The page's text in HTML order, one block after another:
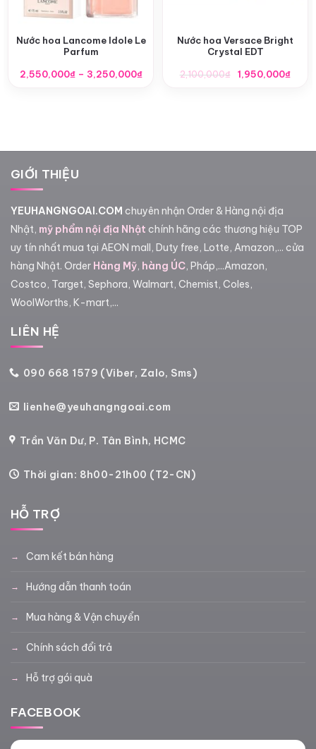
Nước hoa Lancome Idole Le
Parfum
2,550,000₫ – 3,250,000₫Khoảng
Nước hoa Versace Bright
Crystal EDT
2,100,000₫
Giá
1,950,000₫Giá
GIỚI THIỆU
YEUHANGNGOAI.COM chuyên nhận Order & Hàng nội địa
Nhật, mỹ phẩm nội địa Nhật chính hãng các thương hiệu TOP
uy tín nhất mua tại AEON mall, Duty free, Lotte, Amazon,... cửa
hàng Nhật. Order Hàng Mỹ, hàng ÚC, Pháp,...Amazon,
Costco, Target, Sephora, Walmart, Chemist, Coles,
WoolWorths, K-mart,...
LIÊN HỆ
090 668 1579 (Viber, Zalo, Sms)
lienhe@yeuhangngoai.com
Trần Văn Dư, P. Tân Bình, HCMC
Thời gian: 8h00-21h00 (T2-CN)
HỖ TRỢ
Cam kết bán hàng
Hướng dẫn thanh toán
Mua hàng & Vận chuyển
Chính sách đổi trả
Hỗ trợ gói quà
FACEBOOK